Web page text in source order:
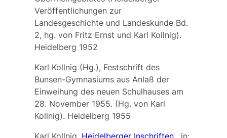
Veröffentlichungen zur
Landesgeschichte und Landeskunde Bd.
2, hg. von Fritz Ernst und Karl Kollnig).
Heidelberg 1952
Karl Kollnig (Hg.), Festschrift des
Bunsen-Gymnasiums aus Anlaß der
Einweihung des neuen Schulhauses am
28. November 1955. (Hg. von Karl
Kollnig). Heidelberg 1955
Karl Kollnig, Heidelberger Inschriften, in: